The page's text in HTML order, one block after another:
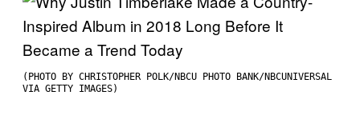
(PHOTO BY CHRISTOPHER POLK/NBCU PHOTO BANK/NBCUNIVERSAL
VIA GETTY IMAGES)